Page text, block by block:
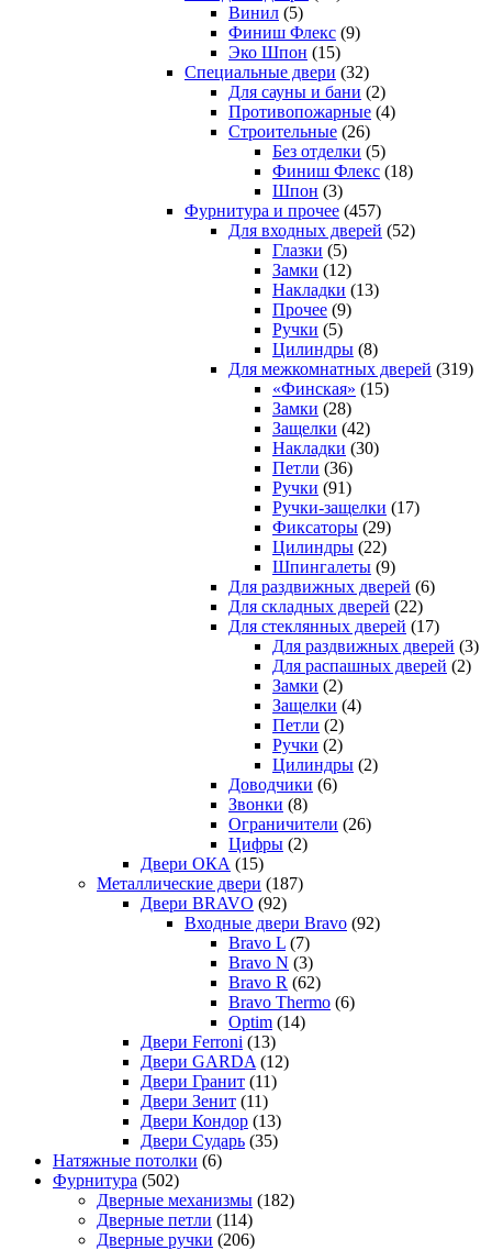
Винил (5)
Финиш Флекс (9)
Эко Шпон (15)
Специальные двери (32)
Для сауны и бани (2)
Противопожарные (4)
Строительные (26)
Без отделки (5)
Финиш Флекс (18)
Шпон (3)
Фурнитура и прочее (457)
Для входных дверей (52)
Глазки (5)
Замки (12)
Накладки (13)
Прочее (9)
Ручки (5)
Цилиндры (8)
Для межкомнатных дверей (319)
«Финская» (15)
Замки (28)
Защелки (42)
Накладки (30)
Петли (36)
Ручки (91)
Ручки-защелки (17)
Фиксаторы (29)
Цилиндры (22)
Шпингалеты (9)
Для раздвижных дверей (6)
Для складных дверей (22)
Для стеклянных дверей (17)
Для раздвижных дверей (3)
Для распашных дверей (2)
Замки (2)
Защелки (4)
Петли (2)
Ручки (2)
Цилиндры (2)
Доводчики (6)
Звонки (8)
Ограничители (26)
Цифры (2)
Двери ОКА (15)
Металлические двери (187)
Двери BRAVO (92)
Входные двери Bravo (92)
Bravo L (7)
Bravo N (3)
Bravo R (62)
Bravo Thermo (6)
Optim (14)
Двери Ferroni (13)
Двери GARDA (12)
Двери Гранит (11)
Двери Зенит (11)
Двери Кондор (13)
Двери Сударь (35)
Натяжные потолки (6)
Фурнитура (502)
Дверные механизмы (182)
Дверные петли (114)
Дверные ручки (206)